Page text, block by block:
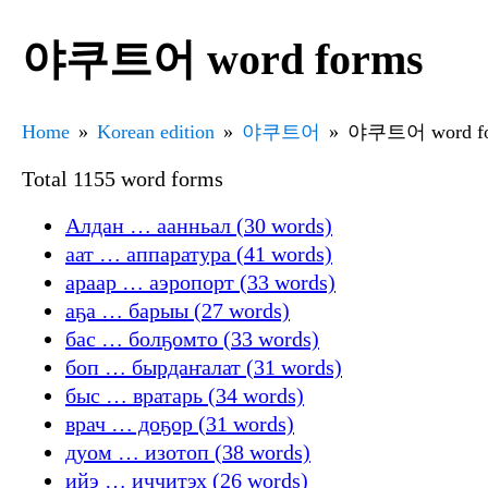
야쿠트어 word forms
Home Korean edition 야쿠트어 야쿠트어 word
Total 1155 word forms
Алдан … аанньал (30 words)
аат … аппаратура (41 words)
араар … аэропорт (33 words)
аҕа … барыы (27 words)
бас … болҕомто (33 words)
боп … бырдаҥалат (31 words)
быс … вратарь (34 words)
врач … доҕор (31 words)
дуом … изотоп (38 words)
ийэ … иччитэх (26 words)